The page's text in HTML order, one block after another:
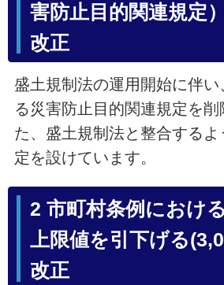
害防止目的関連規定
改正
盛土規制法の運用開始に伴
る災害防止目的関連規定を削
た、盛土規制法と整合するよ
定を設けています。
2 市町村条例におけ
上限値を引下げる
改正